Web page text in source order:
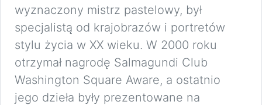
wyznaczony mistrz pastelowy, był
specjalistą od krajobrazów i portretów
stylu życia w XX wieku. W 2000 roku
otrzymał nagrodę Salmagundi Club
Washington Square Aware, a ostatnio
jego dzieła były prezentowane na